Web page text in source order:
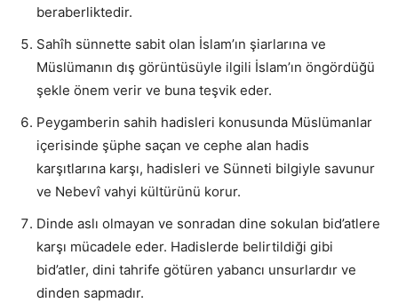
beraberliktedir.
Sahîh sünnette sabit olan İslam’ın şiarlarına ve
Müslümanın dış görüntüsüyle ilgili İslam’ın öngördüğü
şekle önem verir ve buna teşvik eder.
Peygamberin sahih hadisleri konusunda Müslümanlar
içerisinde şüphe saçan ve cephe alan hadis
karşıtlarına karşı, hadisleri ve Sünneti bilgiyle savunur
ve Nebevî vahyi kültürünü korur.
Dinde aslı olmayan ve sonradan dine sokulan bid’atlere
karşı mücadele eder. Hadislerde belirtildiği gibi
bid’atler, dini tahrife götüren yabancı unsurlardır ve
dinden sapmadır.